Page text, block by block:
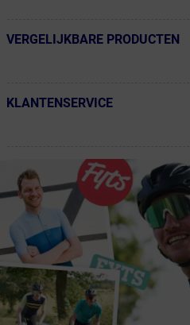
← Terug naar productnavigatie
VERGELIJKBARE PRODUCTEN
← Terug naar productnavigatie
KLANTENSERVICE